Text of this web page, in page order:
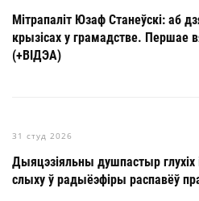
Мітрапаліт Юзаф Станеўскі: аб
крызісах у грамадстве. Першае
(+ВІДЭА)
31 студ 2026
Дыяцэзіяльны душпастыр глухіх
слыху ў радыёэфіры распавёў